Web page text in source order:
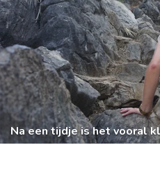
Na een tijdje is het vooral